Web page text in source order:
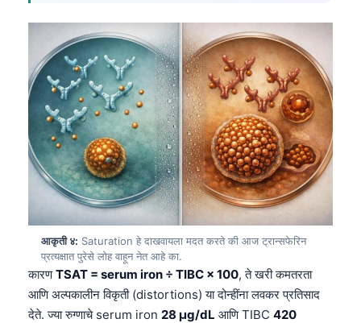
आकृती ४: Saturation हे दाखवायला मदत करते की आज ट्रान्सफेरिन
प्रत्यक्षात पुरेसे लोह वाहून नेत आहे का.
कारणTSAT = serum iron ÷ TIBC × 100, ते खरी कमतरता
आणि अल्पकालीन विकृती (distortions) या दोन्हींना लवकर प्रतिसाद
देते. ज्या रुग्णाचे serum iron 28 µg/dL आणि TIBC 420